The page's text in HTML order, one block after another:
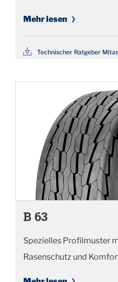
Mehr lesen
Technischer Ratgeber
B 63
Spezielles Profilmuster
Rasenschutz und